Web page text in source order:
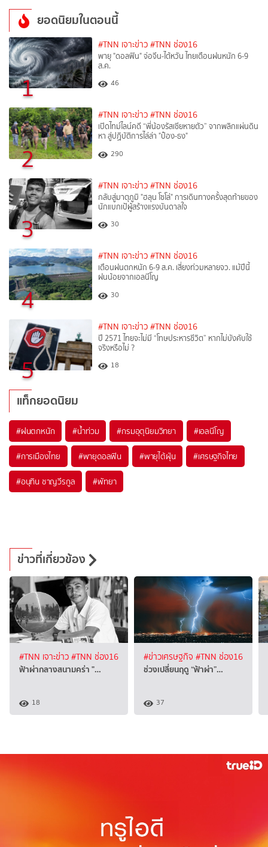
ยอดนิยมในตอนนี้
1
#TNN เจาะข่าว #TNN ช่อง16
พายุ "ดอลฟิน" จ่อจีน-ไต้หวัน ไทยเตือนฝนหนัก 6-9
ส.ค.
46
2
#TNN เจาะข่าว #TNN ช่อง16
เปิดไทม์ไลน์คดี “พี่น้องรัสเซียหายตัว” จากพลิกแผ่นดิน
หา สู่ปฏิบัติการไล่ล่า "ป๋อง-ธง"
290
3
#TNN เจาะข่าว #TNN ช่อง16
กลับสู่มาตุภูมิ "ฮลุน โซโล่" การเดินทางครั้งสุดท้ายของ
นักแบกเป้ผู้สร้างแรงบันดาลใจ
30
4
#TNN เจาะข่าว #TNN ช่อง16
เตือนฝนตกหนัก 6-9 ส.ค. เสี่ยงท่วมหลายจว. แม้ปีนี้
ฝนน้อยจากเอลนีโญ
30
5
#TNN เจาะข่าว #TNN ช่อง16
ปี 2571 ไทยจะไม่มี “โทษประหารชีวิต” หากไม่บังคับใช้
จริงหรือไม่ ?​
18
แท็กยอดนิยม
#ฝนตกหนัก #น้ำท่วม #กรมอุตุนิยมวิทยา #เอลนีโญ
#การเมืองไทย #พายุดอลฟิน #พายุไต้ฝุ่น #เศรษฐกิจไทย
#อนุทิน ชาญวีรกูล #พัทยา
ข่าวที่เกี่ยวข้อง
#TNN เจาะข่าว#TNN ช่อง16
ฟ้าผ่ากลางสนามคร่า "…
18
#ข่าวเศรษฐกิจ #TNN ช่อง16
ช่วงเปลี่ยนฤดู “ฟ้าผ่า”…
37